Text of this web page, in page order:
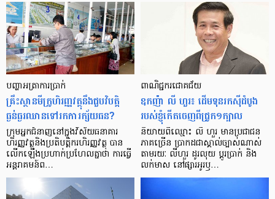
បញ្ហា​អត្រា​ការប្រាក់
គ្រឹះស្ថាន​មីក្រូ​ហិរញ្ញវត្ថុ​នឹង​ជួប​វិបត្តិ​
ធ្ងន់ធ្ងរ​ឈាន​ទៅ​រក​ការ​ក្ស័យធន?
ក្រុម​អ្នក​ជំនាញ​នៅ​ក្នុង​វិស័យ​ធនាគារ
ហិរញ្ញវត្ថុ​និង​ប្រតិបត្តិករ​ហិរញ្ញ​វត្ថុ បាន​​
លើក​ឡើង​ប្រហាក់​ប្រហែល​គ្នា​ថា ការ​ធ្វើ​
អន្តរាគមន៍​ព…
ពាណិជ្ជករជោគជ័យ
ឧកញ៉ា លី ហួរ៖ ដើមទុនរកស៊ីដំបូង
របស់ខ្ញុំកើតចេញពីជ្រូក១ក្បាល
និយាយ​ពី​ឈ្មោះ លី ហួរ មាន​ប្រជាជន​
ភាគ​ច្រើន ប្រាកដ​ជា​ស្គាល់​ច្បាស់​ណាស់
តាមរយៈ លីហួរ ដូរ​លុយ ប្តូរ​បា្រក់ និង​
លក់​មាស នៅ​ផ្សារ​អូរ​ឫ…